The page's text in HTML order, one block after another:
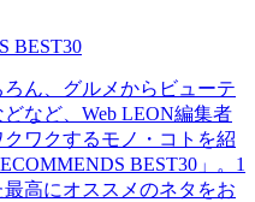
BEST30
ん、グルメからビューテ
など、Web LEON編集者
ワクするモノ・コトを紹
BEST30」。1
高にオススメのネタをお